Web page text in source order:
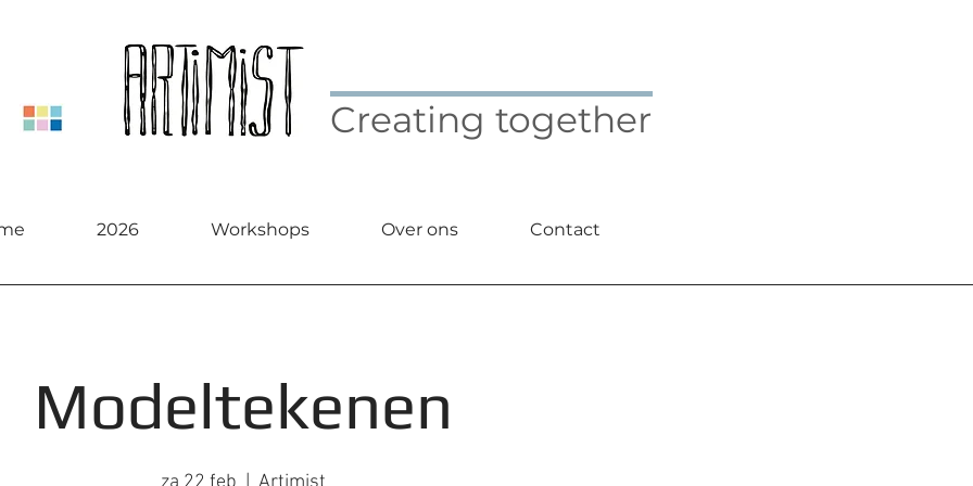
Creating together
2026 Workshops Over ons Contact
Modeltekenen